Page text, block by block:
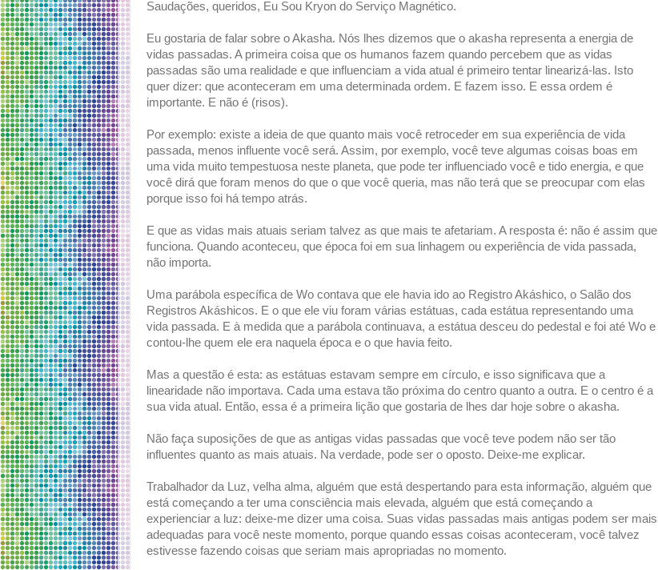
Saudações, queridos, Eu Sou Kryon do Serviço Magnético.
Eu gostaria de falar sobre o Akasha. Nós lhes dizemos que o akasha representa a energia de
vidas passadas. A primeira coisa que os humanos fazem quando percebem que as vidas
passadas são uma realidade e que influenciam a vida atual é primeiro tentar linearizá-las. Isto
quer dizer: que aconteceram em uma determinada ordem. E fazem isso. E essa ordem é
importante. E não é (risos).
Por exemplo: existe a ideia de que quanto mais você retroceder em sua experiência de vida
passada, menos influente você será. Assim, por exemplo, você teve algumas coisas boas em
uma vida muito tempestuosa neste planeta, que pode ter influenciado você e tido energia, e que
você dirá que foram menos do que o que você queria, mas não terá que se preocupar com elas
porque isso foi há tempo atrás.
E que as vidas mais atuais seriam talvez as que mais te afetariam. A resposta é: não é assim que
funciona. Quando aconteceu, que época foi em sua linhagem ou experiência de vida passada,
não importa.
Uma parábola específica de Wo contava que ele havia ido ao Registro Akáshico, o Salão dos
Registros Akáshicos. E o que ele viu foram várias estátuas, cada estátua representando uma
vida passada. E à medida que a parábola continuava, a estátua desceu do pedestal e foi até Wo e
contou-lhe quem ele era naquela época e o que havia feito.
Mas a questão é esta: as estátuas estavam sempre em círculo, e isso significava que a
linearidade não importava. Cada uma estava tão próxima do centro quanto a outra. E o centro é a
sua vida atual. Então, essa é a primeira lição que gostaria de lhes dar hoje sobre o akasha.
Não faça suposições de que as antigas vidas passadas que você teve podem não ser tão
influentes quanto as mais atuais. Na verdade, pode ser o oposto. Deixe-me explicar.
Trabalhador da Luz, velha alma, alguém que está despertando para esta informação, alguém que
está começando a ter uma consciência mais elevada, alguém que está começando a
experienciar a luz: deixe-me dizer uma coisa. Suas vidas passadas mais antigas podem ser mais
adequadas para você neste momento, porque quando essas coisas aconteceram, você talvez
estivesse fazendo coisas que seriam mais apropriadas no momento.